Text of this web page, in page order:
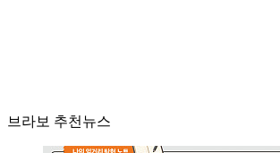
브라보 추천뉴스